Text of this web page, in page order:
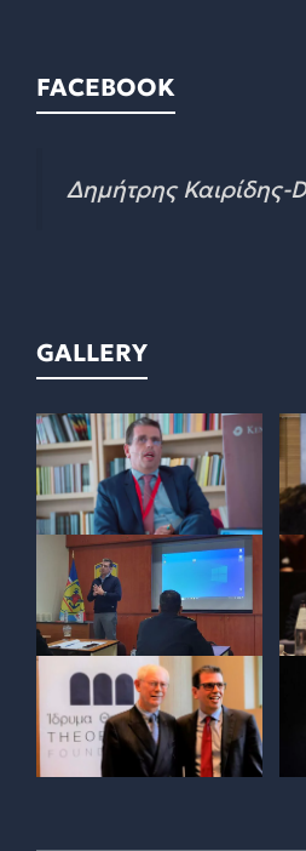
FACEBOOK
Δημήτρης
GALLERY